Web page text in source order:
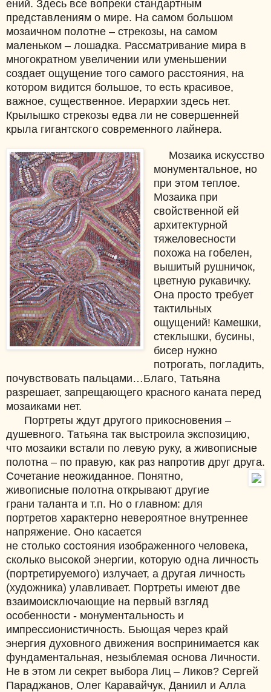
ений. Здесь все вопреки стандартным
представлениям о мире. На самом большом
мозаичном полотне – стрекозы, на самом
маленьком – лошадка. Рассматривание мира в
многократном увеличении или уменьшении
создает ощущение того самого расстояния, на
котором видится большое, то есть красивое,
важное, существенное. Иерархии здесь нет.
Крылышко стрекозы едва ли не совершенней
крыла гигантского современного лайнера.
Мозаика искусство
монументальное, но
при этом теплое.
Мозаика при
свойственной ей
архитектурной
тяжеловесности
похожа на гобелен,
вышитый рушничок,
цветную рукавичку.
Она просто требует
тактильных
ощущений! Камешки,
стеклышки, бусины,
бисер нужно
потрогать, погладить,
почувствовать пальцами…Благо, Татьяна
разрешает, запрещающего красного каната перед
мозаиками нет.
Портреты ждут другого прикосновения –
душевного. Татьяна так выстроила экспозицию,
что мозаики встали по левую руку, а живописные
полотна – по правую, как раз напротив друг друга.
Сочетание неожиданное. Понятно,
живописные полотна открывают другие
грани таланта и т.п. Но о главном: для
портретов характерно невероятное внутреннее
напряжение. Оно касается
не столько состояния изображенного человека,
сколько высокой энергии, которую одна личность
(портретируемого) излучает, а другая личность
(художника) улавливает. Портреты имеют две
взаимоисключающие на первый взгляд
особенности - монументальность и
импрессионистичность. Бьющая через край
энергия духовного движения воспринимается как
фундаментальная, незыблемая основа Личности.
Не в этом ли секрет выбора Лиц – Ликов? Сергей
Параджанов, Олег Каравайчук, Даниил и Алла